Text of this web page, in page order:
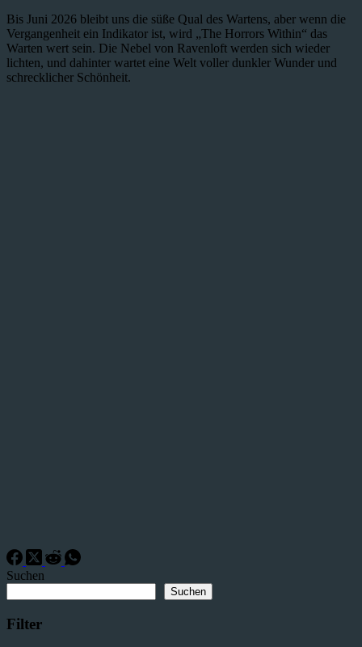
Bis Juni 2026 bleibt uns die süße Qual des Wartens, aber wenn die
Vergangenheit ein Indikator ist, wird „The Horrors Within“ das
Warten wert sein. Die Nebel von Ravenloft werden sich wieder
lichten, und dahinter wartet eine Welt voller dunkler Wunder und
schrecklicher Schönheit.
Suchen
Suchen
Filter